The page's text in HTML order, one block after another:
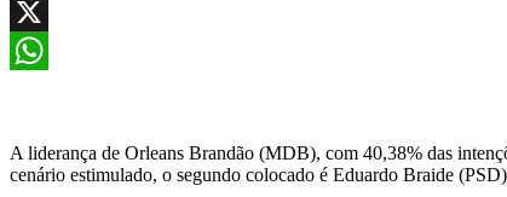
Facebook
X
A liderança de Orleans Brandão (MDB), com 40,38% das
cenário estimulado, o segundo colocado é Eduardo Braide